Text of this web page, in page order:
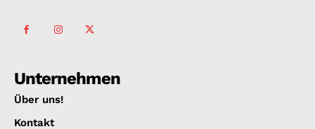
Unternehmen
Über uns!
Kontakt